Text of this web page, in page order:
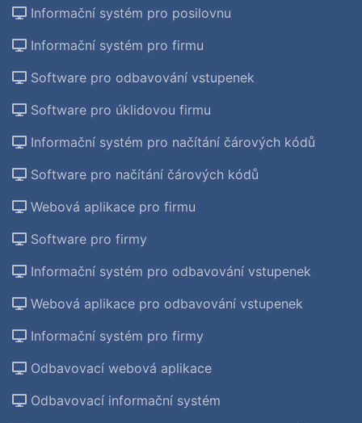
Informační systém pro posilovnu
Informační systém pro firmu
Software pro odbavování vstupenek
Software pro úklidovou firmu
Informační systém pro načítání čárových kódů
Software pro načítání čárových kódů
Webová aplikace pro firmu
Software pro firmy
Informační systém pro odbavování vstupenek
Webová aplikace pro odbavování vstupenek
Informační systém pro firmy
Odbavovací webová aplikace
Odbavovací informační systém